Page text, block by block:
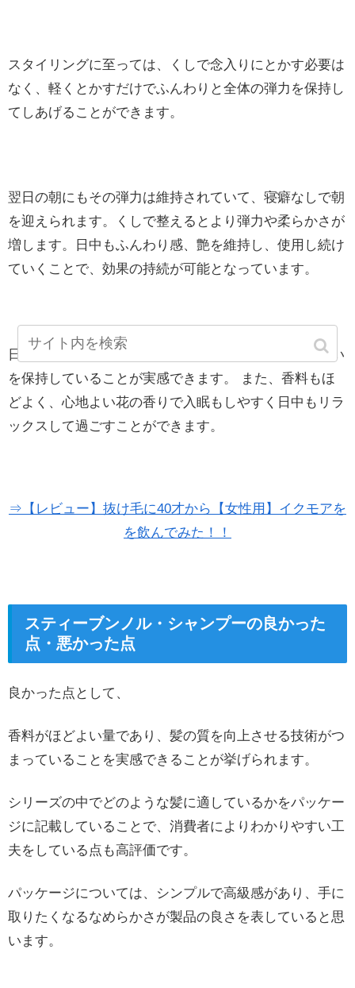
スタイリングに至っては、くしで念入りにとかす必要は
なく、軽くとかすだけでふんわりと全体の弾力を保持し
てしあげることができます。
翌日の朝にもその弾力は維持されていて、寝癖なしで朝
を迎えられます。くしで整えるとより弾力や柔らかさが
増します。日中もふんわり感、艶を維持し、使用し続け
ていくことで、効果の持続が可能となっています。
日中の頭皮の乾燥からくるかゆみもほぼなく、うるおい
を保持していることが実感できます。 また、香料もほ
どよく、心地よい花の香りで入眠もしやすく日中もリラ
ックスして過ごすことができます。
⇒【レビュー】抜け毛に40才から【女性用】イクモアを
を飲んでみた！！
スティーブンノル・シャンプーの良かった
点・悪かった点
良かった点として、
香料がほどよい量であり、髪の質を向上させる技術がつ
まっていることを実感できることが挙げられます。
シリーズの中でどのような髪に適しているかをパッケー
ジに記載していることで、消費者によりわかりやすい工
夫をしている点も高評価です。
パッケージについては、シンプルで高級感があり、手に
取りたくなるなめらかさが製品の良さを表していると思
います。